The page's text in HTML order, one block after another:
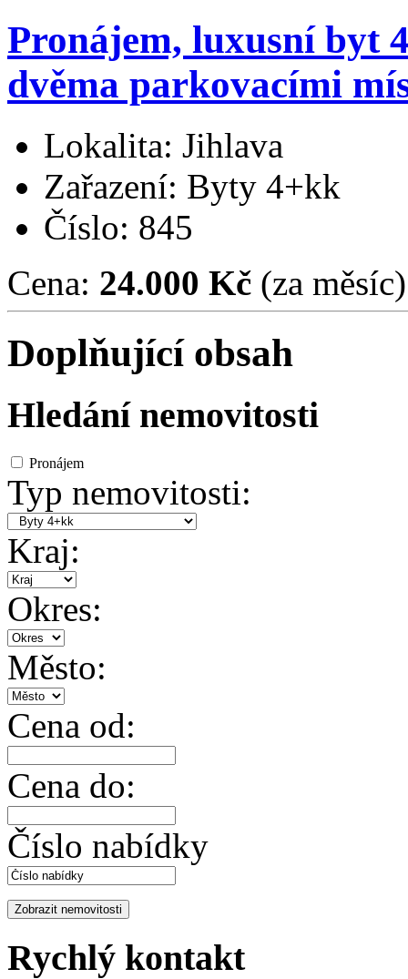
Pronájem, luxusní byt
dvěma parkovacími
Lokalita: Jihlava
Zařazení: Byty 4+kk
Číslo: 845
Cena: 24.000 Kč (za měsíc)
Doplňující obsah
Hledání nemovitosti
Pronájem
Typ nemovitosti:
Kraj:
Okres:
Město:
Cena od:
Cena do:
Číslo nabídky
Rychlý kontakt